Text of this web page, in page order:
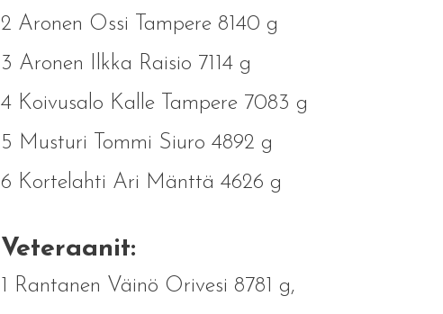
2 Aronen Ossi Tampere 8140 g
3 Aronen Ilkka Raisio 7114 g
4 Koivusalo Kalle Tampere 7083 g
5 Musturi Tommi Siuro 4892 g
6 Kortelahti Ari Mänttä 4626 g
Veteraanit:
1 Rantanen Väinö Orivesi 8781 g,